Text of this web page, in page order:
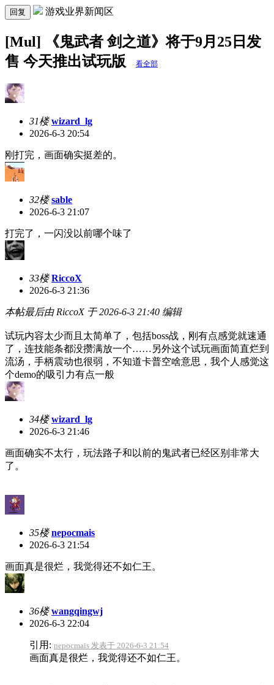
回复 游戏业界新闻区
[Mul] 《鬼武者 剑之道》将于9月25日发
售 今天推出试玩版
看全部
31楼 wizard_lg
2026-6-3 20:54
刚打完，画面确实挺差的。
32楼 sable
2026-6-3 21:07
打完了，一闪没以前哪个味了
33楼 RiccoX
2026-6-3 21:36
本帖最后由 RiccoX 于 2026-6-3 21:40 编辑
试玩内容太少而且太简单了，包括boss战，刚有点感觉就速通
了，连技能条都没攒满放一个……另外这个试玩画面简直烂到
流汤，手柄震动也很弱，不知道卡普空啥意思，我个人感觉这
个demo的吸引力有点一般
34楼 wizard_lg
2026-6-3 21:46
画面确实不太行，玩法路子和以前的鬼武者已经区别非常大
了。
35楼 nepocmais
2026-6-3 21:54
画面真是很烂，我觉得还不如仁王。
36楼 wangqingwj
2026-6-3 22:04
引用: nepocmais 发表于 2026-6-3 21:54
画面真是很烂，我觉得还不如仁王。